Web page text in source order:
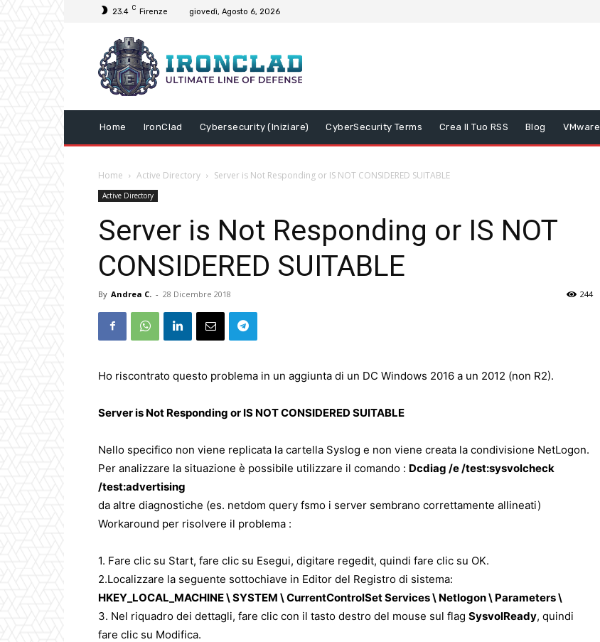
23.4 C Firenze giovedì, Agosto 6, 2026
Home IronClad Cybersecurity (Iniziare) CyberSecurity Terms Crea Il Tuo RSS Blog VMware
Home Active Directory Server is Not Responding or IS NOT CONSIDERED SUITABLE
Active Directory
Server is Not Responding or IS NOT
CONSIDERED SUITABLE
By Andrea C. - 28 Dicembre 2018 244
Ho riscontrato questo problema in un aggiunta di un DC Windows 2016 a un 2012 (non R2).
Server is Not Responding or IS NOT CONSIDERED SUITABLE
Nello specifico non viene replicata la cartella Syslog e non viene creata la condivisione NetLogon.
Per analizzare la situazione è possibile utilizzare il comando : Dcdiag /e /test:sysvolcheck
/test:advertising
da altre diagnostiche (es. netdom query fsmo i server sembrano correttamente allineati)
Workaround per risolvere il problema :
1. Fare clic su Start, fare clic su Esegui, digitare regedit, quindi fare clic su OK.
2.Localizzare la seguente sottochiave in Editor del Registro di sistema:
HKEY_LOCAL_MACHINE \ SYSTEM \ CurrentControlSet Services \ Netlogon \ Parameters \
3. Nel riquadro dei dettagli, fare clic con il tasto destro del mouse sul flag SysvolReady, quindi
fare clic su Modifica.